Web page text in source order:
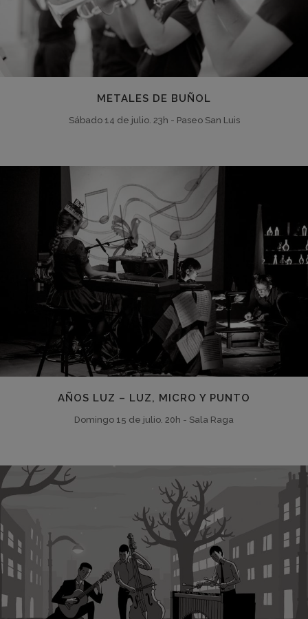
METALES DE BUÑOL
Sábado 14 de julio. 23h - Paseo San Luis
AÑOS LUZ – LUZ, MICRO Y PUNTO
Domingo 15 de julio. 20h - Sala Raga